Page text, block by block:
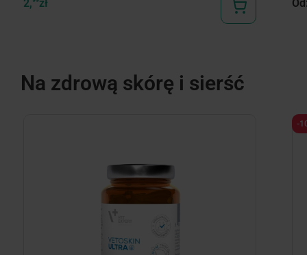
2, zł
Na zdrową skórę i sierść
-